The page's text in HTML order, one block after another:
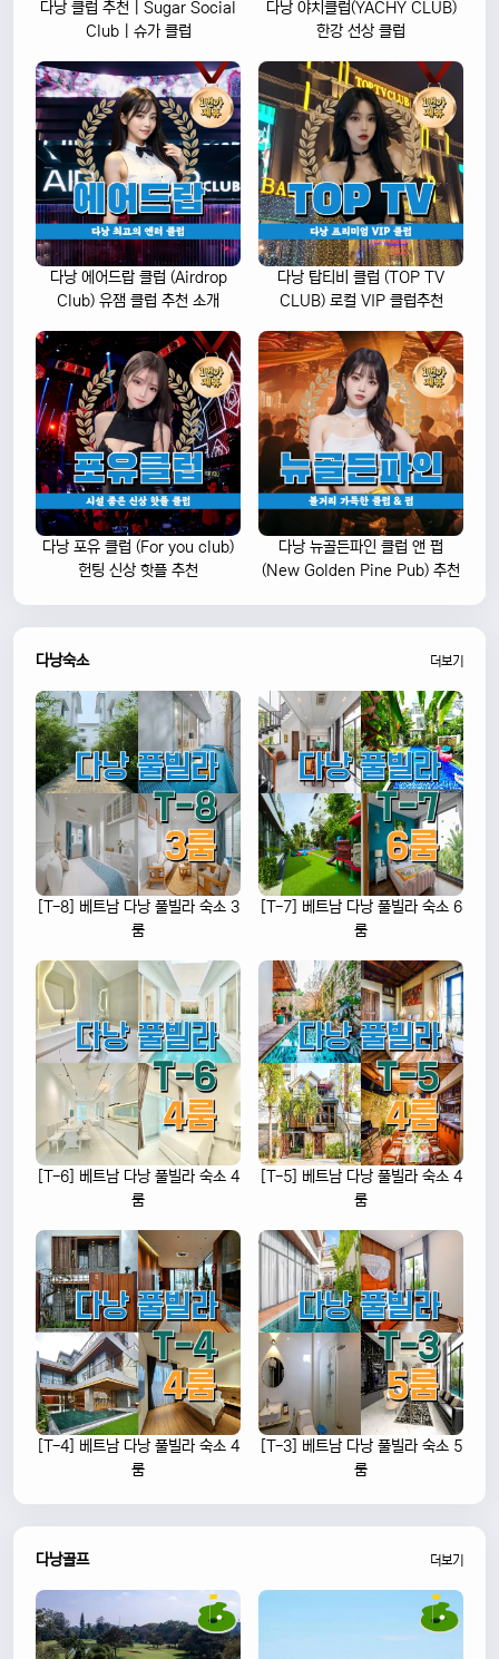
다낭 클럽 추천 | Sugar Social
Club | 슈가 클럽
다낭 야치클럽(YACHY CLUB)
한강 선상 클럽
다낭 에어드랍 클럽 (Airdrop
Club) 유잼 클럽 추천 소개
다낭 탑티비 클럽 (TOP TV
CLUB) 로컬 VIP 클럽추천
다낭 포유 클럽 (For you club)
헌팅 신상 핫플 추천
다낭 뉴골든파인 클럽 앤 펍
(New Golden Pine Pub) 추천
다낭숙소 더보기
[T-8] 베트남 다낭 풀빌라 숙소 3
룸
[T-7] 베트남 다낭 풀빌라 숙소 6
룸
[T-6] 베트남 다낭 풀빌라 숙소 4
룸
[T-5] 베트남 다낭 풀빌라 숙소 4
룸
[T-4] 베트남 다낭 풀빌라 숙소 4
룸
[T-3] 베트남 다낭 풀빌라 숙소 5
룸
다낭골프 더보기